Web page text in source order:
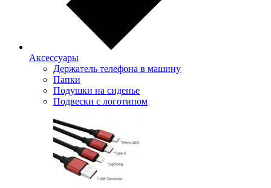
Аксессуары
Держатель телефона в машину
Папки
Подушки на сиденье
Подвески с логотипом